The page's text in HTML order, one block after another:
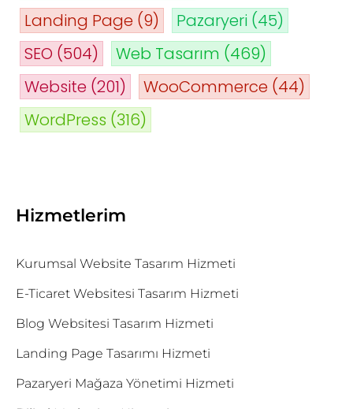
Landing Page (9) Pazaryeri (45)
SEO (504) Web Tasarım (469)
Website (201) WooCommerce (44)
WordPress (316)
Hizmetlerim
Kurumsal Website Tasarım Hizmeti
E-Ticaret Websitesi Tasarım Hizmeti
Blog Websitesi Tasarım Hizmeti
Landing Page Tasarımı Hizmeti
Pazaryeri Mağaza Yönetimi Hizmeti